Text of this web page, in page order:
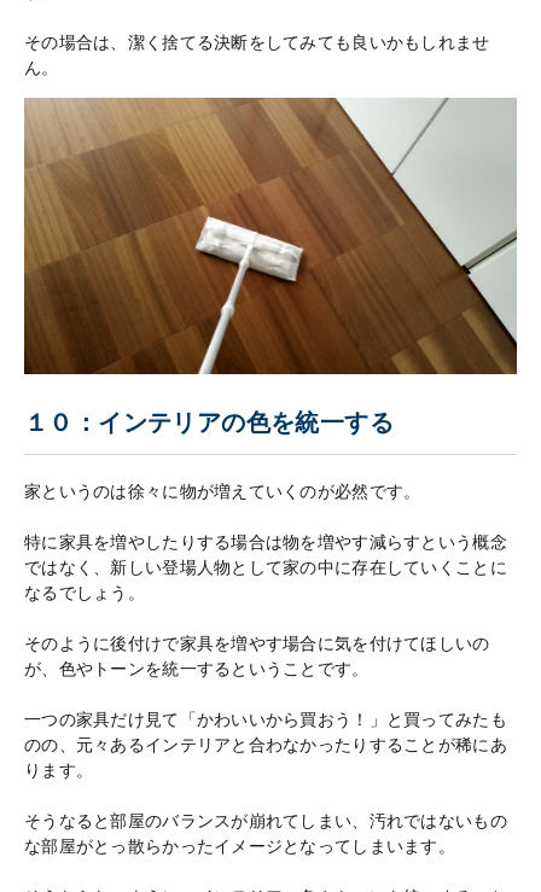
その場合は、潔く捨てる決断をしてみても良いかもしれませ
ん。
１０：インテリアの色を統一する
家というのは徐々に物が増えていくのが必然です。
特に家具を増やしたりする場合は物を増やす減らすという概念
ではなく、新しい登場人物として家の中に存在していくことに
なるでしょう。
そのように後付けで家具を増やす場合に気を付けてほしいの
が、色やトーンを統一するということです。
一つの家具だけ見て「かわいいから買おう！」と買ってみたも
のの、元々あるインテリアと合わなかったりすることが稀にあ
ります。
そうなると部屋のバランスが崩れてしまい、汚れではないもの
な部屋がとっ散らかったイメージとなってしまいます。